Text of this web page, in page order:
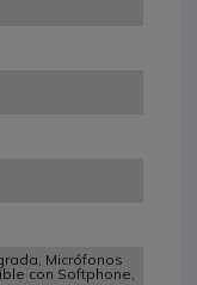
Micrófonos
con Softphone,